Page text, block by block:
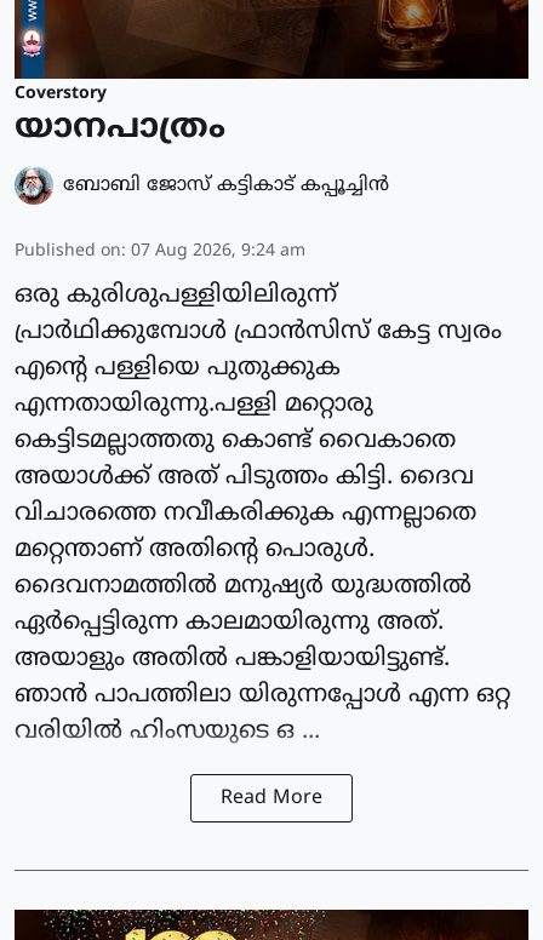
Coverstory
യാനപാത്രം
ബോബി ജോസ് കട്ടികാട് കപ്പൂച്ചിൻ
Published on: 07 Aug 2026, 9:24 am
ഒരു കുരിശുപള്ളിയിലിരുന്ന്
പ്രാർഥിക്കുമ്പോൾ ഫ്രാൻസിസ് കേട്ട സ്വരം
എന്റെ പള്ളിയെ പുതുക്കുക
എന്നതായിരുന്നു.പള്ളി മറ്റൊരു
കെട്ടിടമല്ലാത്തതു കൊണ്ട് വൈകാതെ
അയാൾക്ക് അത് പിടുത്തം കിട്ടി. ദൈവ
വിചാരത്തെ നവീകരിക്കുക എന്നല്ലാതെ
മറ്റെന്താണ് അതിന്റെ പൊരുൾ.
ദൈവനാമത്തിൽ മനുഷ്യർ യുദ്ധത്തിൽ
ഏർപ്പെട്ടിരുന്ന കാലമായിരുന്നു അത്.
അയാളും അതിൽ പങ്കാളിയായിട്ടുണ്ട്.
ഞാൻ പാപത്തിലാ യിരുന്നപ്പോൾ എന്ന ഒറ്റ
വരിയിൽ ഹിംസയുടെ ഒ ...
Read More